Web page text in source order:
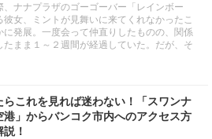
、ナナプラザのゴーゴーバー「レインボー
彼女、ミントが見舞いに来てくれなかったこ
に発展。一度会って仲直りしたものの、関係
たまま１～２週間が経過していた。だが、そ
らこれを見れば迷わない！「スワンナ
港」からバンコク市内へのアクセス方
！